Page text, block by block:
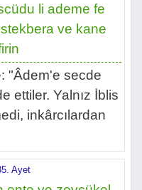
li ademe fe
ve kane
"Âdem'e secde
ettiler. Yalnız İblis
inkârcılardan
Ayet